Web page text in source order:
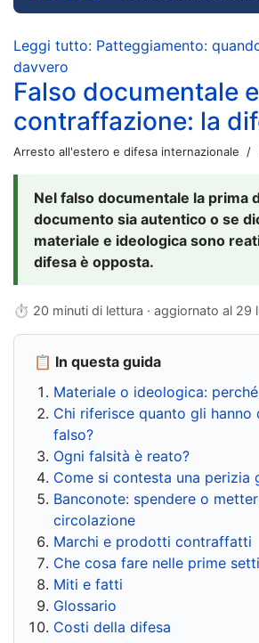
Leggi tutto: Patteggiamento:
davvero
Falso documentale e
contraffazione: la
Arresto all'estero e difesa internazionale
Nel falso documentale la prima
documento sia autentico o se
materiale e ideologica sono
difesa è opposta.
⏱ 20 minuti di lettura · aggiornato al 29
📋 In questa guida
Materiale o ideologica:
Chi riferisce quanto gli
falso?
Ogni falsità è reato?
Come si contesta una perizia
Banconote: spendere o
circolazione
Marchi e prodotti contraffatti
Che cosa fare nelle prime
Miti e fatti
Glossario
Costi della difesa